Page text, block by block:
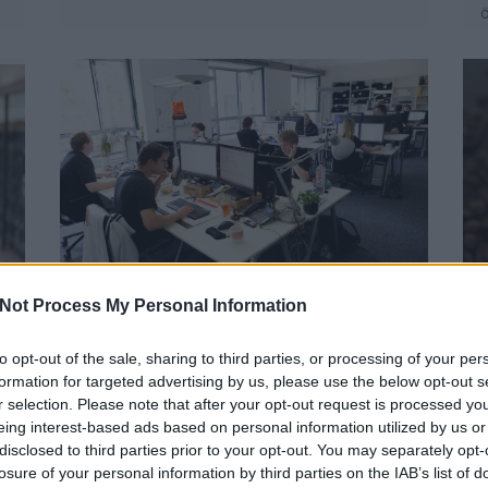
Process My Personal Information
opt-out of the sale, sharing to third parties, or processing of your
for targeted advertising by us, please use the below opt-out
selection. Please note that after your opt-out request is processed
interest-based ads based on personal information utilized by us
to third parties prior to your opt-out. You may separately
of your personal information by third parties on the IAB’s list of
ELÉGEDETTEK VAGYUNK-E
ÉLETMINŐSÉGÜNKKEL?
BY:GÖBÖLYÖS N. LÁSZLÓ 2016. JÚL 04.
Tízből hét alkalmazott megfelelőnek tartja
munkahelyi körülményeit. A
legelégedettebbek az indiaiak, tízből...